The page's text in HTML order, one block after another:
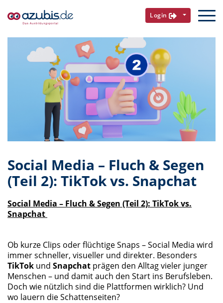
Login
Social Media – Fluch & Segen
(Teil 2): TikTok vs. Snapchat
Social Media – Fluch & Segen (Teil 2): TikTok vs.
Snapchat
Ob kurze Clips oder flüchtige Snaps – Social Media wird
immer schneller, visueller und direkter. Besonders
TikTok und Snapchat prägen den Alltag vieler junger
Menschen – und damit auch den Start ins Berufsleben.
Doch wie nützlich sind die Plattformen wirklich? Und
wo lauern die Schattenseiten?